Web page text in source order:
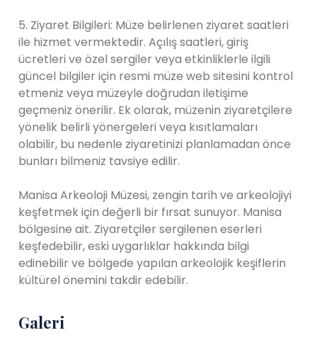
5. Ziyaret Bilgileri: Müze belirlenen ziyaret saatleri
ile hizmet vermektedir. Açılış saatleri, giriş
ücretleri ve özel sergiler veya etkinliklerle ilgili
güncel bilgiler için resmi müze web sitesini kontrol
etmeniz veya müzeyle doğrudan iletişime
geçmeniz önerilir. Ek olarak, müzenin ziyaretçilere
yönelik belirli yönergeleri veya kısıtlamaları
olabilir, bu nedenle ziyaretinizi planlamadan önce
bunları bilmeniz tavsiye edilir.
Manisa Arkeoloji Müzesi, zengin tarih ve arkeolojiyi
keşfetmek için değerli bir fırsat sunuyor. Manisa
bölgesine ait. Ziyaretçiler sergilenen eserleri
keşfedebilir, eski uygarlıklar hakkında bilgi
edinebilir ve bölgede yapılan arkeolojik keşiflerin
kültürel önemini takdir edebilir.
Galeri